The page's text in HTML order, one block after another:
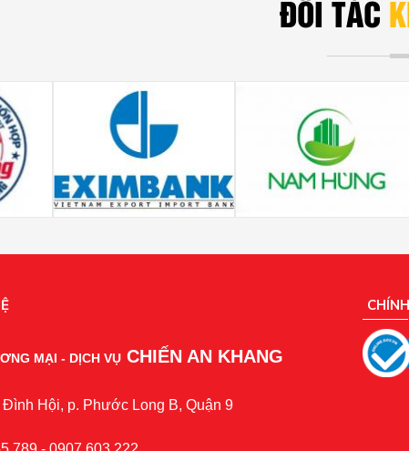
ĐỐI TÁC
MẠI - DỊCH VỤ CHIẾN AN KHANG
Hội, p. Phước Long B, Quận 9